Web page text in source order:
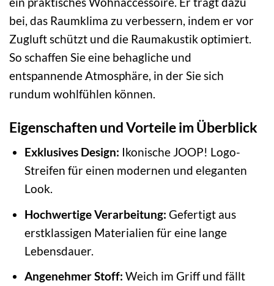
bei, das Raumklima zu verbessern, indem er vor
Zugluft schützt und die Raumakustik optimiert.
So schaffen Sie eine behagliche und
entspannende Atmosphäre, in der Sie sich
rundum wohlfühlen können.
Eigenschaften und Vorteile im Überblick
Exklusives Design: Ikonische JOOP! Logo-
Streifen für einen modernen und eleganten
Look.
Hochwertige Verarbeitung: Gefertigt aus
erstklassigen Materialien für eine lange
Lebensdauer.
Angenehmer Stoff: Weich im Griff und fällt